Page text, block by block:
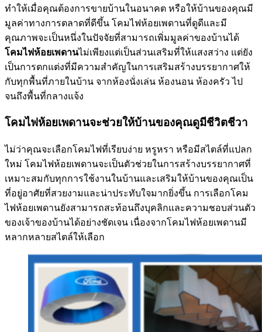
ทำให้เมื่อคุณต้องการขายบ้านในอนาคต หรือให้บ้านของคุณมี
มูลค่าทางการตลาดที่ดีขึ้น โคมไฟห้อยเพดานที่ดูดีและมี
คุณภาพจะเป็นหนึ่งในปัจจัยที่สามารถเพิ่มมูลค่าของบ้านได้
โคมไฟห้อยเพดานไม่เพียงแต่เป็นส่วนเสริมที่ให้แสงสว่าง แต่ยัง
เป็นการตกแต่งที่มีความสำคัญในการเสริมสร้างบรรยากาศให้
กับทุกพื้นที่ภายในบ้าน จากห้องนั่งเล่น ห้องนอน ห้องครัว ไป
จนถึงพื้นที่กลางแจ้ง
โคมไฟห้อยเพดานจะช่วยให้บ้านของคุณดูมีชีวิตชีวา
ไม่ว่าคุณจะเลือกโคมไฟที่เรียบง่าย หรูหรา หรือมีสไตล์ที่แปลก
ใหม่ โคมไฟห้อยเพดานจะเป็นตัวช่วยในการสร้างบรรยากาศที่
เหมาะสมกับทุกการใช้งานในบ้านและเสริมให้บ้านของคุณเป็น
ที่อยู่อาศัยที่สวยงามและน่าประทับใจมากยิ่งขึ้น การเลือกโคม
ไฟห้อยเพดานยังสามารถสะท้อนถึงบุคลิกและความชอบส่วนตัว
ของเจ้าของบ้านได้อย่างชัดเจน เนื่องจากโคมไฟห้อยเพดานมี
หลากหลายสไตล์ให้เลือก